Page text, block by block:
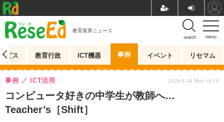
menu
search
教育業界ニュース
ビス 教育行政 ICT機器 事例 イベント リセマム
コンピュータ好きの中学生が教師へ…
Teacher’s［Shift］
事例 ICT活用 2026.6.29 Mon 19:15